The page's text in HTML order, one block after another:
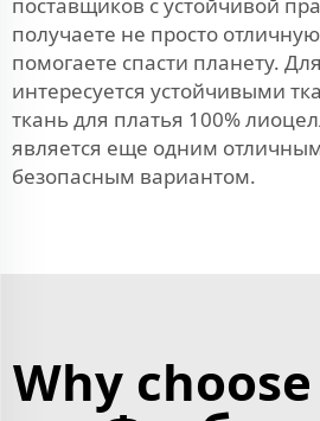
получаете не просто
помогаете спасти планету.
интересуется устойчивыми
ткань для платья 100%
является еще одним
безопасным вариантом.
Why